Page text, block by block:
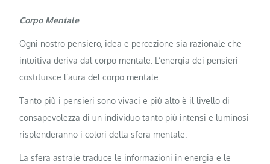
Corpo Mentale
Ogni nostro pensiero, idea e percezione sia razionale che
intuitiva deriva dal corpo mentale. L’energia dei pensieri
costituisce l’aura del corpo mentale.
Tanto più i pensieri sono vivaci e più alto è il livello di
consapevolezza di un individuo tanto più intensi e luminosi
risplenderanno i colori della sfera mentale.
La sfera astrale traduce le informazioni in energia e le